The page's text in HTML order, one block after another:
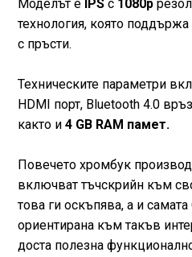
Моделът е IPS с 1080р
технология, която
с пръсти.
Техническите параметри
HDMI порт, Bluetooth 4.0
както и4 GB RAM памет.
Повечето хромбук
включват тъчскрийн към
това ги оскъпява, а и
ориентирана към такъв
доста полезна